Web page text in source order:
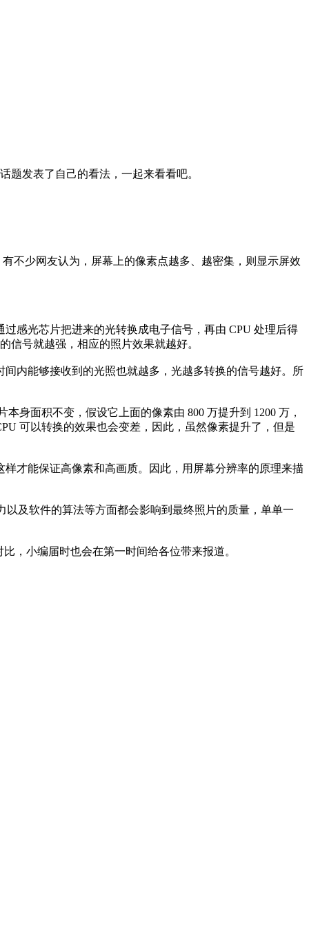
题发表了自己的看法，一起来看看吧。
少网友认为，屏幕上的像素点越多、越密集，则显示屏效
光芯片把进来的光转换成电子信号，再由 CPU 处理后得
信号就越强，相应的照片效果就越好。
内能够接收到的光照也就越多，光越多转换的信号越好。所
面积不变，假设它上面的像素由 800 万提升到 1200 万，
可以转换的效果也会变差，因此，虽然像素提升了，但是
才能保证高像素和高画质。因此，用屏幕分辨率的原理来描
及软件的算法等方面都会影响到最终照片的质量，单单一
，小编届时也会在第一时间给各位带来报道。